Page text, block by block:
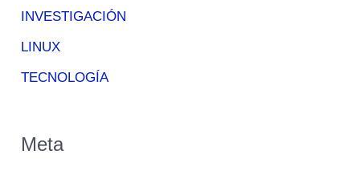
INVESTIGACIÓN
LINUX
TECNOLOGÍA
Meta